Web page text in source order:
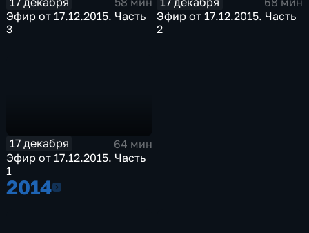
Эфир от 17.12.2015. Часть
3
Эфир от 17.12.2015. Часть
2
17 декабря
64 мин
Эфир от 17.12.2015. Часть
1
20142014